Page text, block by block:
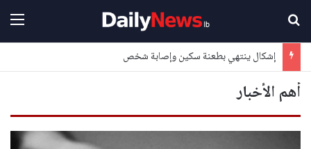
إشكال ينتهي بطعنة سكين وإصابة شخص
أهم الأخبار